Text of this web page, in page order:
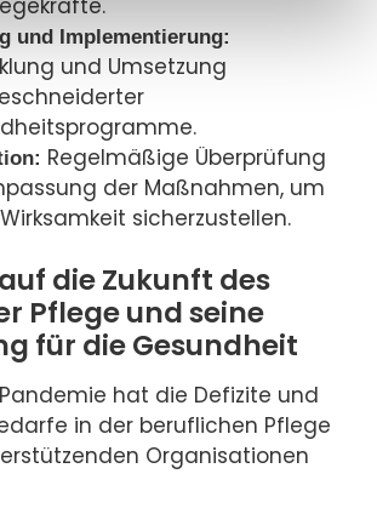
und Implementierung:
und Umsetzung
Regelmäßige Überprüfung
der Maßnahmen, um
sicherzustellen.
die Zukunft des
Pflege und seine
für die Gesundheit
hat die Defizite und
in der beruflichen Pflege
Organisationen